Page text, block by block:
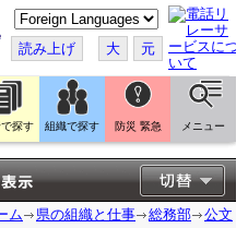
こ
の
ペ
ー
ジ
翻
訳
す
る
読み上げ 大 元
探す 組織で探す 防災 緊急 メニュー
ム 県の組織と仕事 総務部
公文